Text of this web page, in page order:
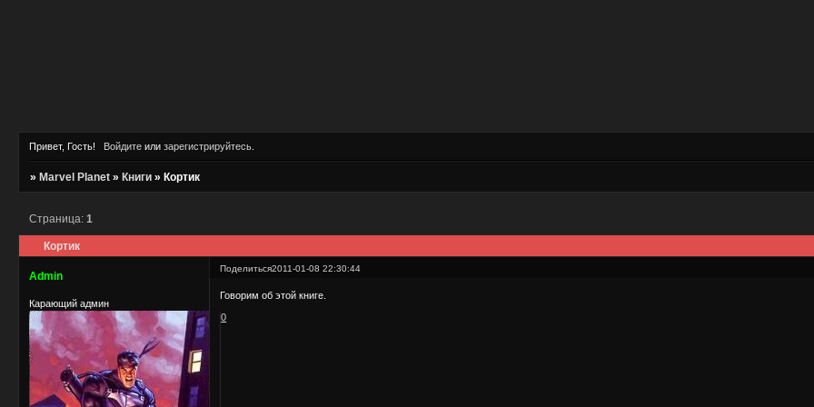
Привет, Гость! Войдитеили зарегистрируйтесь.
»Marvel Planet »Книги »Кортик
Кортик
Страница:1
Поделиться2011-01-08 22:30:44
Admin
Карающий админ
Говорим об этой книге.
0